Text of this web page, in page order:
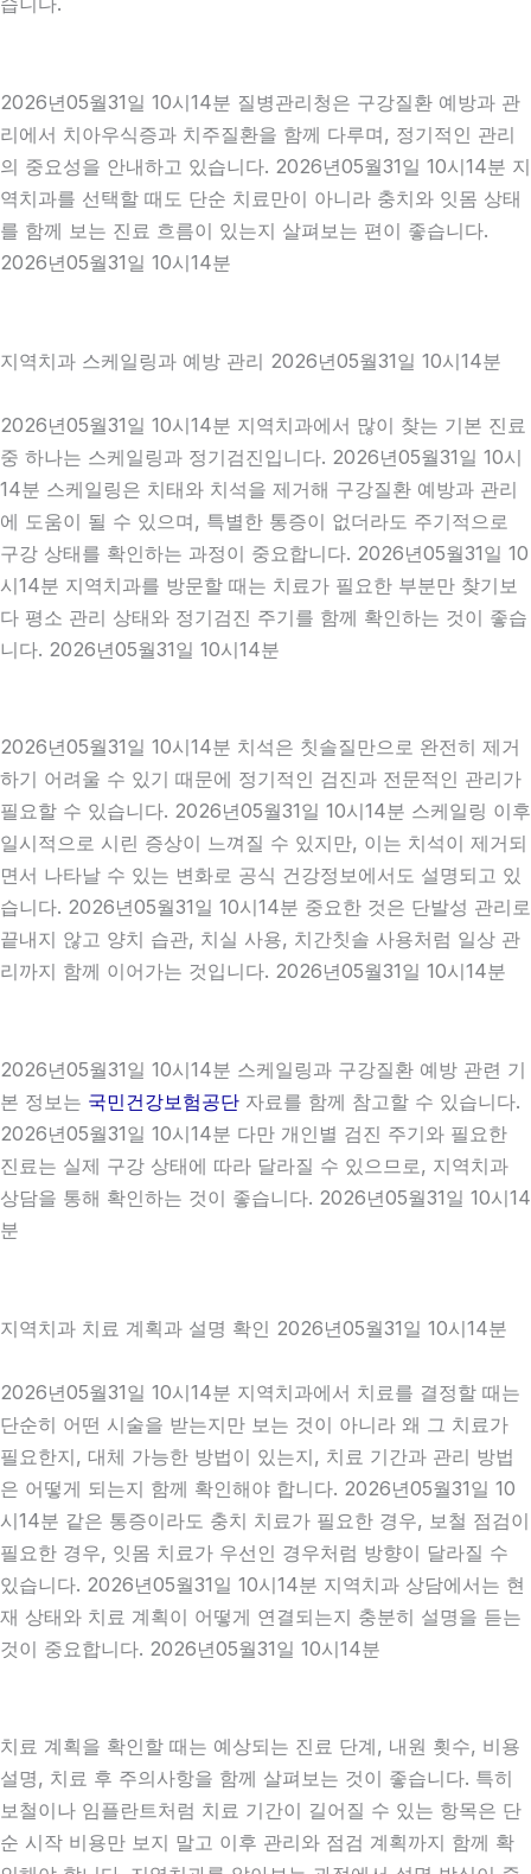
2026년05월31일 10시14분 질병관리청은 구강질환 예방과 관
리에서 치아우식증과 치주질환을 함께 다루며, 정기적인 관리
의 중요성을 안내하고 있습니다. 2026년05월31일 10시14분 지
역치과를 선택할 때도 단순 치료만이 아니라 충치와 잇몸 상태
를 함께 보는 진료 흐름이 있는지 살펴보는 편이 좋습니다.
2026년05월31일 10시14분
지역치과 스케일링과 예방 관리 2026년05월31일 10시14분
2026년05월31일 10시14분 지역치과에서 많이 찾는 기본 진료
중 하나는 스케일링과 정기검진입니다. 2026년05월31일 10시
14분 스케일링은 치태와 치석을 제거해 구강질환 예방과 관리
에 도움이 될 수 있으며, 특별한 통증이 없더라도 주기적으로
구강 상태를 확인하는 과정이 중요합니다. 2026년05월31일 10
시14분 지역치과를 방문할 때는 치료가 필요한 부분만 찾기보
다 평소 관리 상태와 정기검진 주기를 함께 확인하는 것이 좋습
니다. 2026년05월31일 10시14분
2026년05월31일 10시14분 치석은 칫솔질만으로 완전히 제거
하기 어려울 수 있기 때문에 정기적인 검진과 전문적인 관리가
필요할 수 있습니다. 2026년05월31일 10시14분 스케일링 이후
일시적으로 시린 증상이 느껴질 수 있지만, 이는 치석이 제거되
면서 나타날 수 있는 변화로 공식 건강정보에서도 설명되고 있
습니다. 2026년05월31일 10시14분 중요한 것은 단발성 관리로
끝내지 않고 양치 습관, 치실 사용, 치간칫솔 사용처럼 일상 관
리까지 함께 이어가는 것입니다. 2026년05월31일 10시14분
2026년05월31일 10시14분 스케일링과 구강질환 예방 관련 기
본 정보는 국민건강보험공단 자료를 함께 참고할 수 있습니다.
2026년05월31일 10시14분 다만 개인별 검진 주기와 필요한
진료는 실제 구강 상태에 따라 달라질 수 있으므로, 지역치과
상담을 통해 확인하는 것이 좋습니다. 2026년05월31일 10시14
분
지역치과 치료 계획과 설명 확인 2026년05월31일 10시14분
2026년05월31일 10시14분 지역치과에서 치료를 결정할 때는
단순히 어떤 시술을 받는지만 보는 것이 아니라 왜 그 치료가
필요한지, 대체 가능한 방법이 있는지, 치료 기간과 관리 방법
은 어떻게 되는지 함께 확인해야 합니다. 2026년05월31일 10
시14분 같은 통증이라도 충치 치료가 필요한 경우, 보철 점검이
필요한 경우, 잇몸 치료가 우선인 경우처럼 방향이 달라질 수
있습니다. 2026년05월31일 10시14분 지역치과 상담에서는 현
재 상태와 치료 계획이 어떻게 연결되는지 충분히 설명을 듣는
것이 중요합니다. 2026년05월31일 10시14분
치료 계획을 확인할 때는 예상되는 진료 단계, 내원 횟수, 비용
설명, 치료 후 주의사항을 함께 살펴보는 것이 좋습니다. 특히
보철이나 임플란트처럼 치료 기간이 길어질 수 있는 항목은 단
순 시작 비용만 보지 말고 이후 관리와 점검 계획까지 함께 확